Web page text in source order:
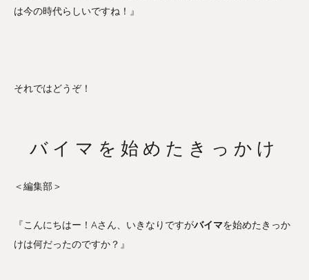
は今の時代らしいですね！』
それではどうぞ！
バイマを始めたきっかけ
＜編集部＞
『こんにちはー！Aさん、いきなりですがバイマを始めたきっか
けは何だったのですか？』